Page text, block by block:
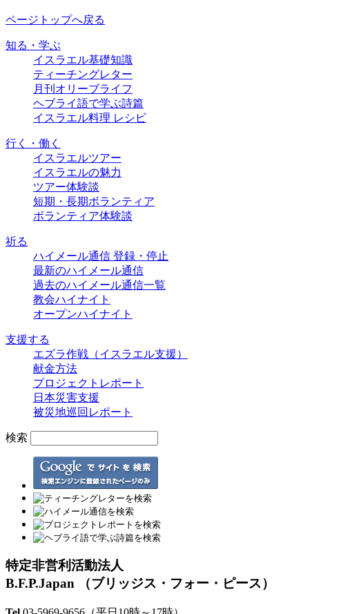
ページトップへ戻る
知る・学ぶ
イスラエル基礎知識
ティーチングレター
月刊オリーブライフ
ヘブライ語で学ぶ詩篇
イスラエル料理 レシピ
行く・働く
イスラエルツアー
イスラエルの魅力
ツアー体験談
短期・長期ボランティア
ボランティア体験談
祈る
ハイメール通信 登録・停止
最新のハイメール通信
過去のハイメール通信一覧
教会ハイナイト
オープンハイナイト
支援する
エズラ作戦（イスラエル支援）
献金方法
プロジェクトレポート
日本災害支援
被災地巡回レポート
検索
特定非営利活動法人
B.F.P.Japan
（ブリッジス・フォー・ピース）